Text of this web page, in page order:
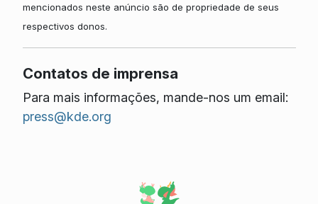
mencionados neste anúncio são de propriedade de seus
respectivos donos.
Contatos de imprensa
Para mais informações, mande-nos um email:
press@kde.org